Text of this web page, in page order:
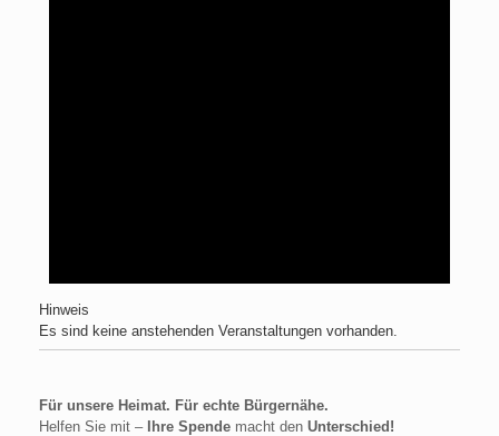
Hinweis
Es sind keine anstehenden Veranstaltungen vorhanden.
Für unsere Heimat. Für echte Bürgernähe.
Helfen Sie mit – Ihre Spende macht den Unterschied!